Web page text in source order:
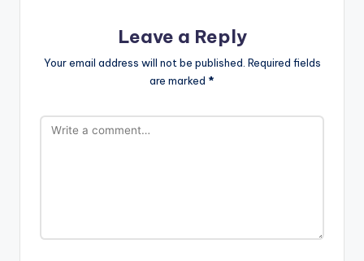
Leave a Reply
Your email address will not be published. Required fields
are marked *